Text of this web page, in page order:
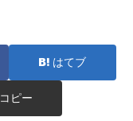
はてブ
コピー